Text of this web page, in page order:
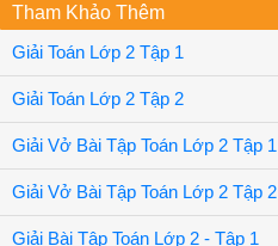
Tham Khảo Thêm
Giải Toán Lớp 2 Tập 1
Giải Toán Lớp 2 Tập 2
Giải Vở Bài Tập Toán Lớp 2 Tập 1
Giải Vở Bài Tập Toán Lớp 2 Tập 2
Giải Bài Tập Toán Lớp 2 - Tập 1